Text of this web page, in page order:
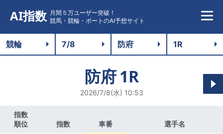
AI指数 月間５万ユーザー突破！
競馬・競輪・ボートのAI予想サイト
防府1R
2026/7/8(水) 10:53
指数
順位
指数 車番 選手名